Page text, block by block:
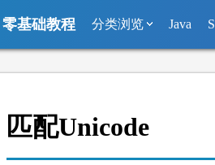
零基础教程 分类浏览 Java
匹配Unicode